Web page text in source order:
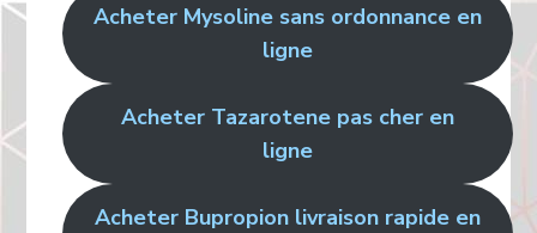
Acheter Mysoline sans ordonnance en
ligne
Acheter Tazarotene pas cher en
ligne
Acheter Bupropion livraison rapide en